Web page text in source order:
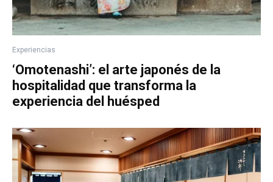
Experiencias
‘Omotenashi’: el arte japonés de la
hospitalidad que transforma la
experiencia del huésped